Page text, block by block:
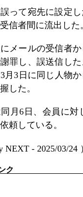
って宛先に設定
信者間に流出した
メールの受信者
罪し、誤送信し
月3日に同じ人物
した。
月6日、会員に
頼している。
NEXT - 2025/03/24
ク